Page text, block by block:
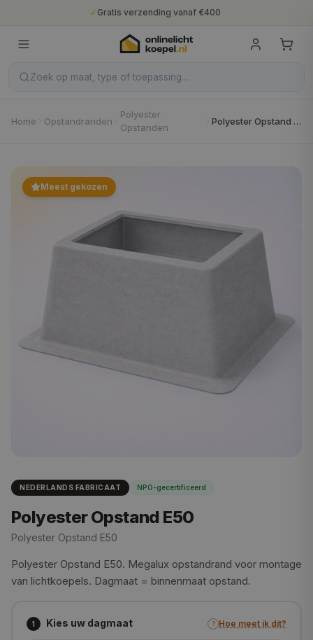
✓ Gratis verzending vanaf €400
10 jaar fabrieksgarantie
Nederlandse productie
Zoek op maat, type of toepassing…
Home Opstandranden
Polyester
Opstanden
Polyester Opstand E50
Meest gekozen
NEDERLANDS FABRICAAT NPO-gecertificeerd
Polyester Opstand E50
Polyester Opstand E50
Polyester Opstand E50. Megalux opstandrand voor montage
van lichtkoepels. Dagmaat = binnenmaat opstand.
1 Kies uw dagmaat ? Hoe meet ik dit?